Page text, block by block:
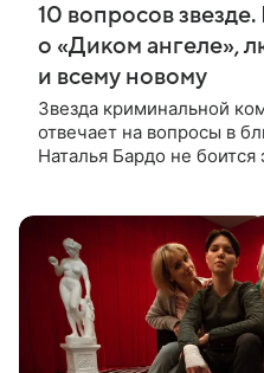
10 вопросов
о «Диком ангеле»,
и всему новому
Звезда криминальной
отвечает на вопросы в
Наталья Бардо не боится